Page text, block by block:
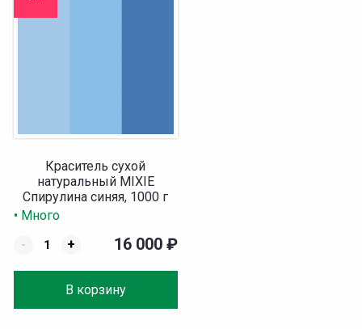
Краситель сухой
натуральный MIXIE
Спирулина синяя, 1000 г
• Много
-
+
В корзину
16 000 ₽